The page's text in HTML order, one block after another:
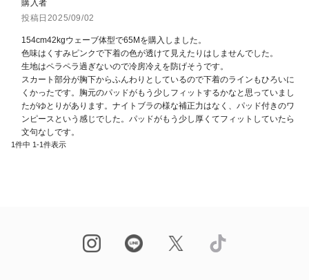
購入者
投稿日 2025/09/02
154cm42kgウェーブ体型で65Mを購入しました。
色味はくすみピンクで下着の色が透けて見えたりはしませんでした。
生地はペラペラ過ぎないので冷房冷えを防げそうです。
スカート部分が胸下からふんわりとしているので下着のラインもひろいに
くかったです。胸元のパッドがもう少しフィットするかなと思っていまし
たがゆとりがあります。ナイトブラの様な補正力はなく、パッド付きのワ
ンピースという感じでした。パッドがもう少し厚くてフィットしていたら
文句なしです。
1件中 1-1件表示